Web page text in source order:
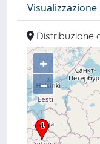
Visualizzazione
Distribuzione
+
–